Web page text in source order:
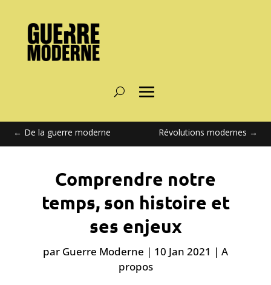
← De la guerre moderne Révolutions modernes →
Comprendre notre
temps, son histoire et
ses enjeux
par Guerre Moderne | 10 Jan 2021 | A
propos